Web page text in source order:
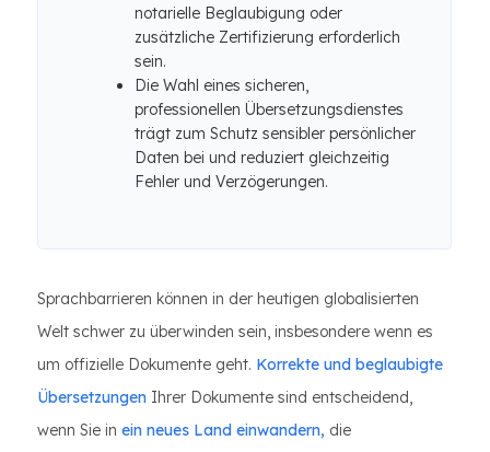
notarielle Beglaubigung oder
zusätzliche Zertifizierung erforderlich
sein.
Die Wahl eines sicheren,
professionellen Übersetzungsdienstes
trägt zum Schutz sensibler persönlicher
Daten bei und reduziert gleichzeitig
Fehler und Verzögerungen.
Sprachbarrieren können in der heutigen globalisierten
Welt schwer zu überwinden sein, insbesondere wenn es
um offizielle Dokumente geht. Korrekte und beglaubigte
Übersetzungen Ihrer Dokumente sind entscheidend,
wenn Sie in ein neues Land einwandern, die